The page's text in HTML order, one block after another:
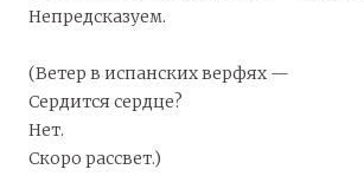
Непредсказуем.
(Ветер в испанских верфях —
Сердится сердце?
Нет.
Скоро рассвет.)